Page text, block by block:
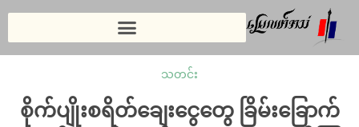
သတင်း
စိုက်ပျိုးစရိတ်ချေးငွေတွေ ခြိမ်းခြောက်